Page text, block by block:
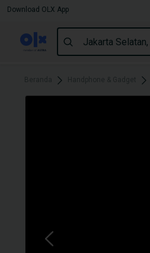
Download OLX App